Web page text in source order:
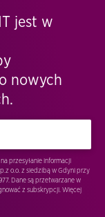
jest w
nowych
przesyłanie informacji
o.o. z siedzibą w Gdyni przy
Dane są przetwarzane w
z subskrypcji. Więcej